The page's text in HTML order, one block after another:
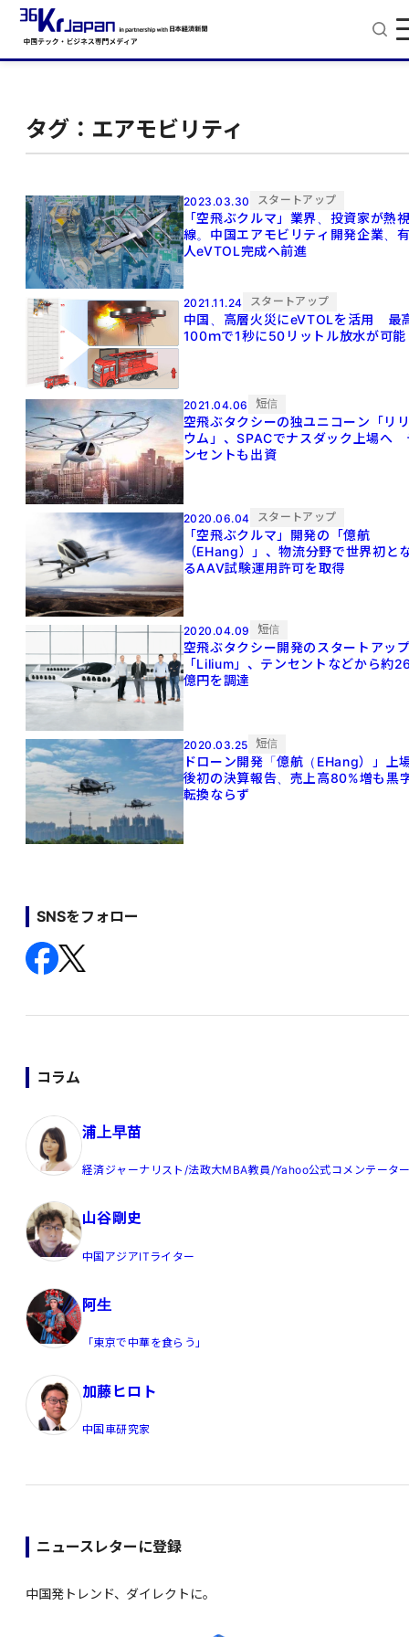
タグ：エアモビリティ
2023.03.30 スタートアップ
「空飛ぶクルマ」業界、投資家が熱
線。中国エアモビリティ開発企業、
人eVTOL完成へ前進
2021.11.24 スタートアップ
中国、高層火災にeVTOLを活用 最
100ｍで1秒に50リットル放水が可能
2021.04.06 短信
空飛ぶタクシーの独ユニコーン「リ
ウム」、SPACでナスダック上場へ
ンセントも出資
2020.06.04 スタートアップ
「空飛ぶクルマ」開発の「億航
（EHang）」、物流分野で世界初と
るAAV試験運用許可を取得
2020.04.09 短信
空飛ぶタクシー開発のスタートアッ
「Lilium」、テンセントなどから約
億円を調達
2020.03.25 短信
ドローン開発「億航（EHang）」上
後初の決算報告、売上高80%増も黒
転換ならず
SNSをフォロー
コラム
浦上早苗
経済ジャーナリスト/法政大MBA教員/Yahoo公式コメンテータ
山谷剛史
中国アジアITライター
阿生
「東京で中華を食らう」
加藤ヒロト
中国車研究家
ニュースレターに登録
中国発トレンド、ダイレクトに。